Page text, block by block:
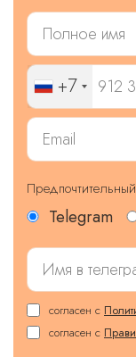
+7
Telegram
согласен с
согласен с